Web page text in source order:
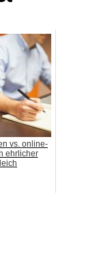
vs. online-
ehrlicher